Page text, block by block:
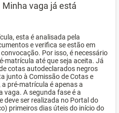
vaga já está
esta é analisada pela
e verifica se estão em
Por isso, é necessário
matrícula até que seja aceita. Já
cotas autodeclarados negros
junto à Comissão de Cotas e
pré-matrícula é apenas a
vaga. A segunda fase é a
deve ser realizada no Portal do
primeiros dias úteis do início do